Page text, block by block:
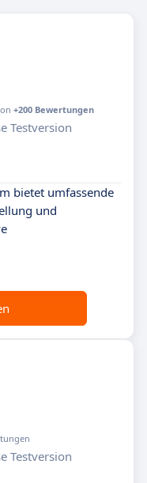
+200 Bewertungen
Testversion
bietet umfassende
und
Testversion